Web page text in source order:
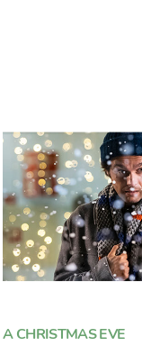
A CHRISTMAS EVE